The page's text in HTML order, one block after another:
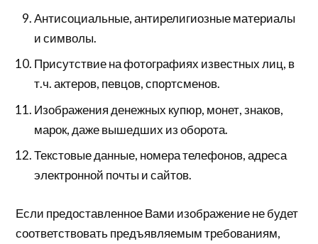
Антисоциальные, антирелигиозные материалы
и символы.
Присутствие на фотографиях известных лиц, в
т.ч. актеров, певцов, спортсменов.
Изображения денежных купюр, монет, знаков,
марок, даже вышедших из оборота.
Текстовые данные, номера телефонов, адреса
электронной почты и сайтов.
Если предоставленное Вами изображение не будет
соответствовать предъявляемым требованиям,